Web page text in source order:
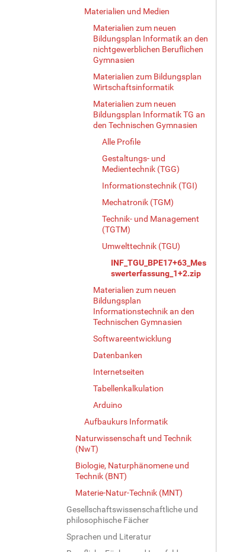
Materialien und Medien
Materialien zum neuen
Bildungsplan Informatik an den
nichtgewerblichen Beruflichen
Gymnasien
Materialien zum Bildungsplan
Wirtschaftsinformatik
Materialien zum neuen
Bildungsplan Informatik TG an
den Technischen Gymnasien
Alle Profile
Gestaltungs- und
Medientechnik (TGG)
Informationstechnik (TGI)
Mechatronik (TGM)
Technik- und Management
(TGTM)
Umwelttechnik (TGU)
INF_TGU_BPE17+63_Mes
swerterfassung_1+2.zip
Materialien zum neuen
Bildungsplan
Informationstechnik an den
Technischen Gymnasien
Softwareentwicklung
Datenbanken
Internetseiten
Tabellenkalkulation
Arduino
Aufbaukurs Informatik
Naturwissenschaft und Technik
(NwT)
Biologie, Naturphänomene und
Technik (BNT)
Materie-Natur-Technik (MNT)
Gesellschaftswissenschaftliche und
philosophische Fächer
Sprachen und Literatur